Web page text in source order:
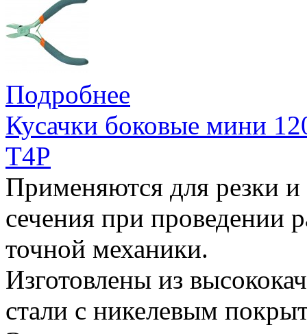
Подробнее
Кусачки боковые мини
T4P
Применяются для резки и
сечения при проведении
точной механики.
Изготовлены из
стали с никелевым